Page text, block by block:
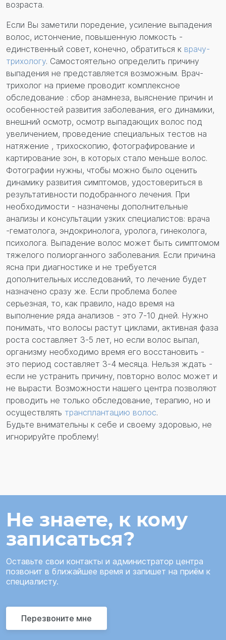
возраста.
Если Вы заметили поредение, усиление выпадения
волос, истончение, повышенную ломкость -
единственный совет, конечно, обратиться к врачу-
трихологу. Самостоятельно определить причину
выпадения не представляется возможным. Врач-
трихолог на приеме проводит комплексное
обследование : сбор анамнеза, выяснение причин и
особенностей развития заболевания, его динамики,
внешний осмотр, осмотр выпадающих волос под
увеличением, проведение специальных тестов на
натяжение , трихоскопию, фотографирование и
картирование зон, в которых стало меньше волос.
Фотографии нужны, чтобы можно было оценить
динамику развития симптомов, удостовериться в
результативности подобранного лечения. При
необходимости - назначены дополнительные
анализы и консультации узких специалистов: врача
-гематолога, эндокринолога, уролога, гинеколога,
психолога. Выпадение волос может быть симптомом
тяжелого полиорганного заболевания. Если причина
ясна при диагностике и не требуется
дополнительных исследований, то лечение будет
назначено сразу же. Если проблема более
серьезная, то, как правило, надо время на
выполнение ряда анализов - это 7-10 дней. Нужно
понимать, что волосы растут циклами, активная фаза
роста составляет 3-5 лет, но если волос выпал,
организму необходимо время его восстановить -
это период составляет 3-4 месяца. Нельзя ждать -
если не устранить причину, повторно волос может и
не вырасти. Возможности нашего центра позволяют
проводить не только обследование, терапию, но и
осуществлять трансплантацию волос.
Будьте внимательны к себе и своему здоровью, не
игнорируйте проблему!
Не знаете, к кому
записаться?
Оставьте свои контакты и администратор центра
позвонит в ближайшее время и запишет на приём к
специалисту.
Перезвоните мне